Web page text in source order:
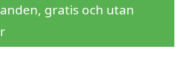
gratis och utan